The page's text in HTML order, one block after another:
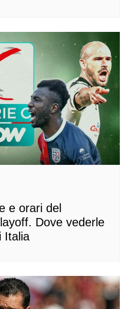
e orari del
Dove vederle
Italia